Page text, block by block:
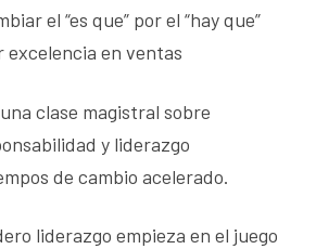
el “es que” por el “hay que”
excelencia en ventas
clase magistral sobre
y liderazgo
de cambio acelerado.
liderazgo empieza en el juego